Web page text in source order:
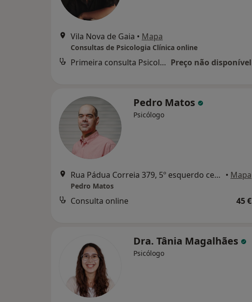
Vila Nova de Gaia • Mapa
Consultas de Psicologia Clínica online
Primeira consulta Psicologia Preço não disponível
Pedro Matos
Psicólogo
Rua Pádua Correia 379, 5º esquerdo centro traseiras, Vila Nova de Gaia • Mapa
Pedro Matos
Consulta online 45 €
Dra. Tânia Magalhães
Psicólogo